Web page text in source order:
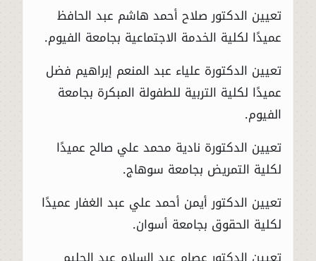
تعيين الدكتور صلاح أحمد هاشم عبد الحافظ
عميدًا لكلية الخدمة الاجتماعية بجامعة الفيوم.
تعيين الدكتورة علياء عبد المنعم إبراهيم فضل
عميدًا لكلية التربية للطفولة المبكرة بجامعة
الفيوم.
تعيين الدكتورة نادية محمد علي صالح عميدًا
لكلية التمريض بجامعة سوهاج.
تعيين الدكتور أيمن أحمد علي عبد الغفار عميدًا
لكلية الحقوق بجامعة أسوان.